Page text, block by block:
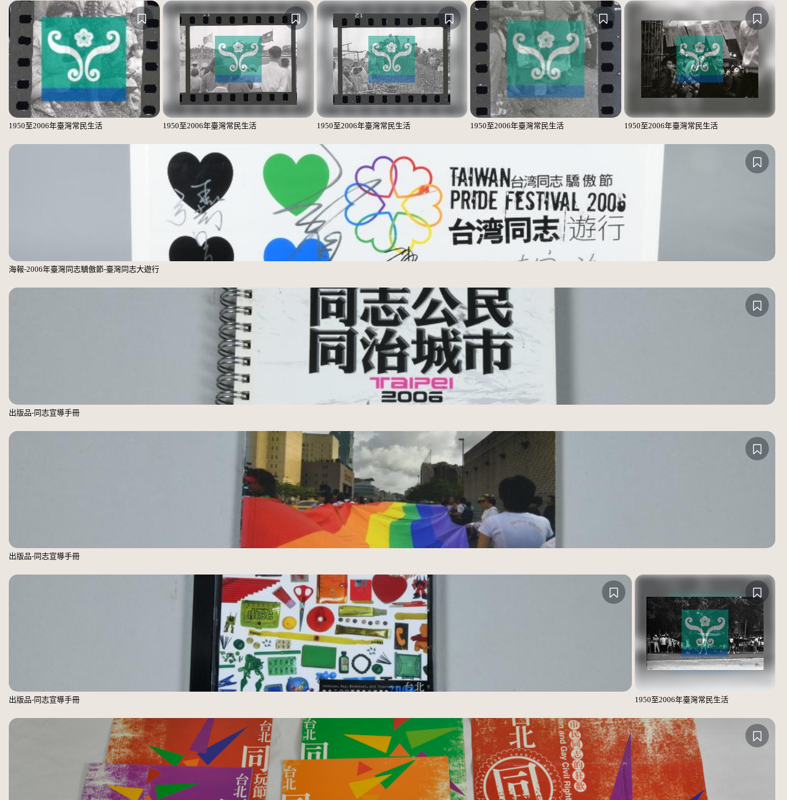
1950至2006年臺灣常民生活 1950至2006年臺灣常民生活 1950至2006年臺灣常民生活 1950至2006年臺灣常民生活 1950至2006年臺灣常民生活
海報-2006年臺灣同志驕傲節-臺灣同志大遊行
出版品-同志宣導手冊
出版品-同志宣導手冊
出版品-同志宣導手冊 1950至2006年臺灣常民生活